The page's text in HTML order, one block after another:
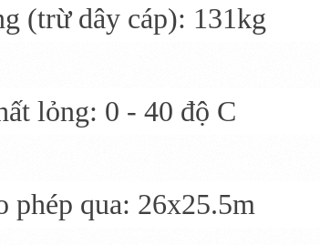
(trừ dây cáp): 131kg
lỏng: 0 - 40 độ C
phép qua: 26x25.5m